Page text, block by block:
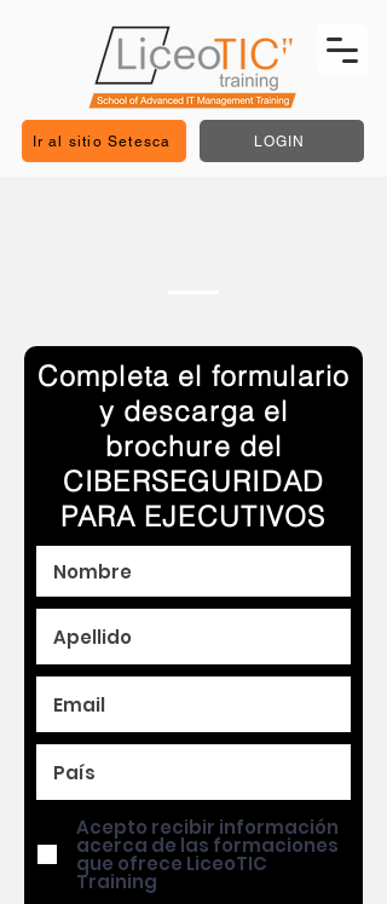
Ir al sitio Setesca LOGIN
Completa el formulario
y descarga el
brochure del
CIBERSEGURIDAD
PARA EJECUTIVOS
Acepto recibir información
acerca de las formaciones
que ofrece LiceoTIC
Training